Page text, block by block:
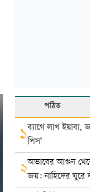
পঠিত
১ব্যাগে লাখ ইয়াবা,
পিস’
২অভাবের আগুন
জয়: নাহিদের ঘুরে